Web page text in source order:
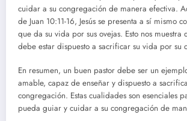
cuidar a su congregación de manera efectiva.
de Juan 10:11-16, Jesús se presenta a sí mismo
que da su vida por sus ovejas. Esto nos muestra
debe estar dispuesto a sacrificar su vida por su
En resumen, un buen pastor debe ser un
amable, capaz de enseñar y dispuesto a
congregación. Estas cualidades son esenciales
pueda guiar y cuidar a su congregación de